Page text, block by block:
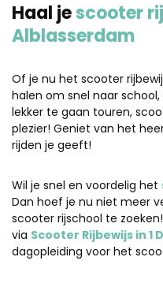
Haal jescooter
Alblasserdam
Of je nu het scooter
halen om snel naar
lekker te gaan touren,
plezier! Geniet van het
rijden je geeft!
Wil je snel en voordelig het
Dan hoef je nu niet meer
scooter rijschool te
via Scooter Rijbewijs in 1
dagopleiding voor het